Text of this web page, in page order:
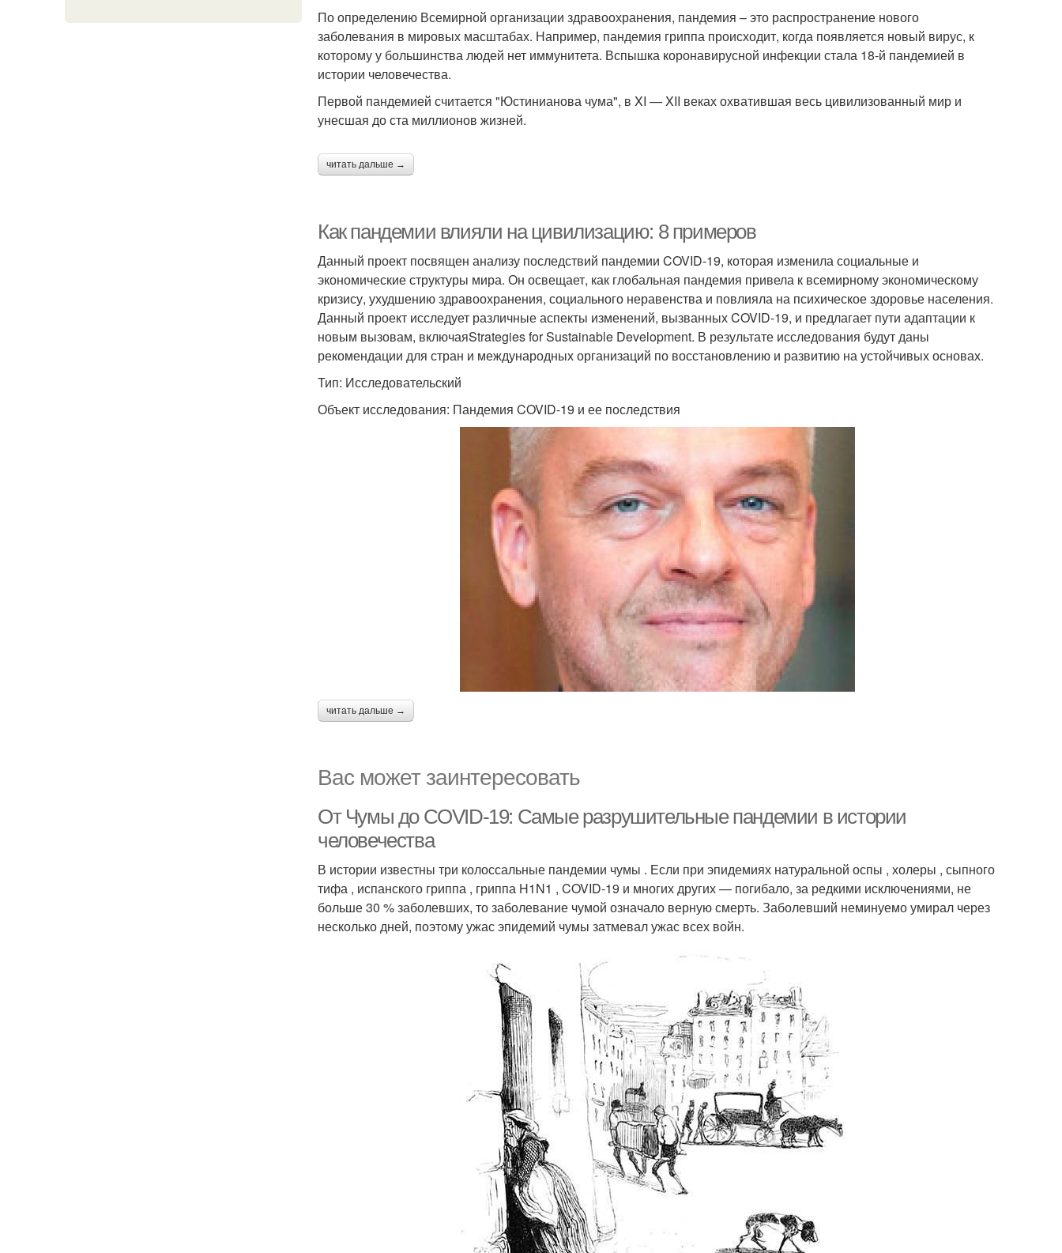
По определению Всемирной организации здравоохранения, пандемия – это распространение нового
заболевания в мировых масштабах. Например, пандемия гриппа происходит, когда появляется новый вирус, к
которому у большинства людей нет иммунитета. Вспышка коронавирусной инфекции стала 18-й пандемией в
истории человечества.
Первой пандемией считается "Юстинианова чума", в XI — XII веках охватившая весь цивилизованный мир и
унесшая до ста миллионов жизней.
читать дальше →
Как пандемии влияли на цивилизацию: 8 примеров
Данный проект посвящен анализу последствий пандемии COVID-19, которая изменила социальные и
экономические структуры мира. Он освещает, как глобальная пандемия привела к всемирному экономическому
кризису, ухудшению здравоохранения, социального неравенства и повлияла на психическое здоровье населения.
Данный проект исследует различные аспекты изменений, вызванных COVID-19, и предлагает пути адаптации к
новым вызовам, включаяStrategies for Sustainable Development. В результате исследования будут даны
рекомендации для стран и международных организаций по восстановлению и развитию на устойчивых основах.
Тип: Исследовательский
Объект исследования: Пандемия COVID-19 и ее последствия
читать дальше →
Вас может заинтересовать
От Чумы до COVID-19: Самые разрушительные пандемии в истории
человечества
В истории известны три колоссальные пандемии чумы . Если при эпидемиях натуральной оспы , холеры , сыпного
тифа , испанского гриппа , гриппа H1N1 , COVID-19 и многих других — погибало, за редкими исключениями, не
больше 30 % заболевших, то заболевание чумой означало верную смерть. Заболевший неминуемо умирал через
несколько дней, поэтому ужас эпидемий чумы затмевал ужас всех войн.